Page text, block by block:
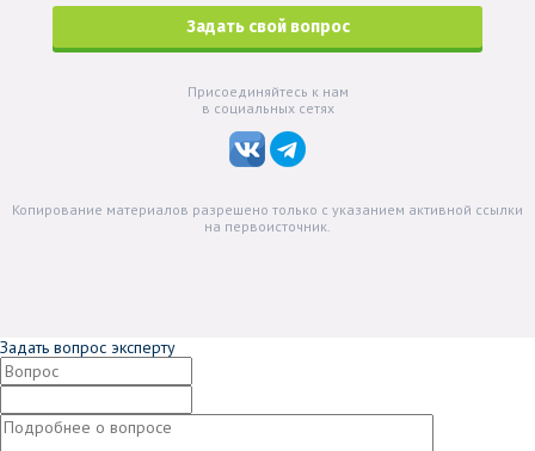
Задать свой вопрос
Присоединяйтесь к нам
в социальных сетях
Копирование материалов разрешено только с указанием активной ссылки
на первоисточник.
Задать вопрос эксперту